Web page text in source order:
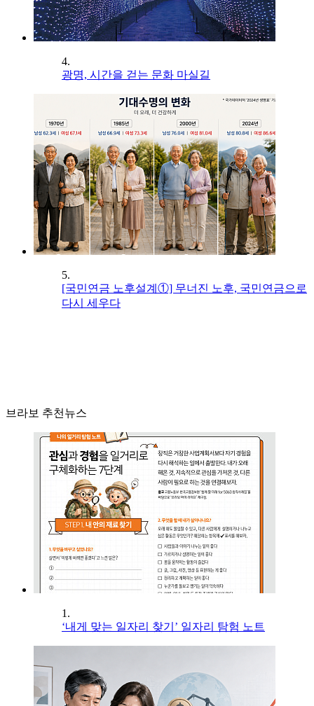
4.
광명, 시간을 걷는 문화 마실길
5.
[국민연금 노후설계①] 무너진 노후, 국민연금으로
다시 세우다
브라보 추천뉴스
1.
‘내게 맞는 일자리 찾기’ 일자리 탐험 노트